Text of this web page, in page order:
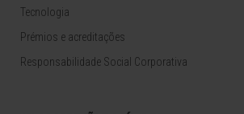
Tecnologia
Prémios e acreditações
Responsabilidade Social Corporativa